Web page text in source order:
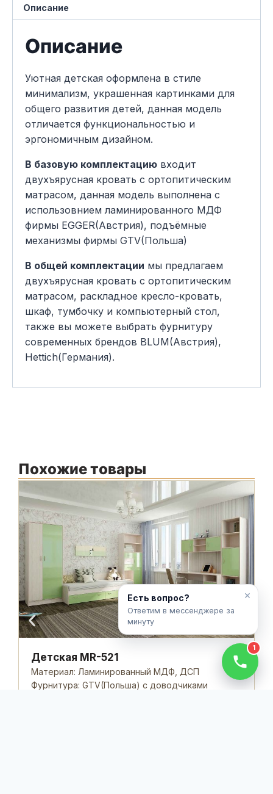
Описание
Описание
Уютная детская оформлена в стиле
минимализм, украшенная картинками для
общего развития детей, данная модель
отличается функциональностью и
эргономичным дизайном.
В базовую комплектацию входит
двухъярусная кровать с ортопитическим
матрасом, данная модель выполнена с
использовнием ламинированного МДФ
фирмы EGGER(Австрия), подъёмные
механизмы фирмы GTV(Польша)
В общей комплектации мы предлагаем
двухъярусная кровать с ортопитическим
матрасом, раскладное кресло-кровать,
шкаф, тумбочку и компьютерный стол,
также вы можете выбрать фурнитуру
современных брендов BLUM(Австрия),
Hettich(Германия).
Похожие товары
Детская MR-521
Материал: Ламинированный МДФ, ДСП
Фурнитура: GTV(Польша) с доводчиками
Есть вопрос?
Ответим в мессенджере за
минуту
×
1